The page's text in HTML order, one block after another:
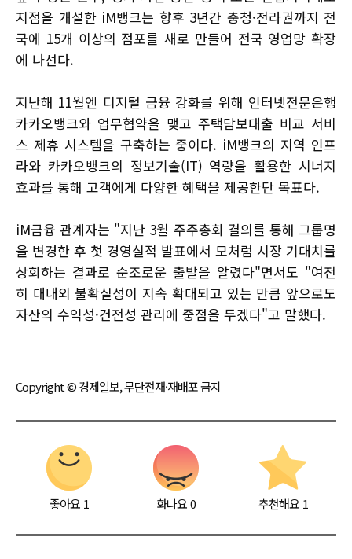
지점을 개설한 iM뱅크는 향후 3년간 충청·전라권까지 전
국에 15개 이상의 점포를 새로 만들어 전국 영업망 확장
에 나선다.
지난해 11월엔 디지털 금융 강화를 위해 인터넷전문은행
카카오뱅크와 업무협약을 맺고 주택담보대출 비교 서비
스 제휴 시스템을 구축하는 중이다. iM뱅크의 지역 인프
라와 카카오뱅크의 정보기술(IT) 역량을 활용한 시너지
효과를 통해 고객에게 다양한 혜택을 제공한단 목표다.
iM금융 관계자는 "지난 3월 주주총회 결의를 통해 그룹명
을 변경한 후 첫 경영실적 발표에서 모처럼 시장 기대치를
상회하는 결과로 순조로운 출발을 알렸다"면서도 "여전
히 대내외 불확실성이 지속 확대되고 있는 만큼 앞으로도
자산의 수익성·건전성 관리에 중점을 두겠다"고 말했다.
Copyright © 경제일보, 무단전재·재배포 금지
좋아요 1 화나요0 추천해요 1